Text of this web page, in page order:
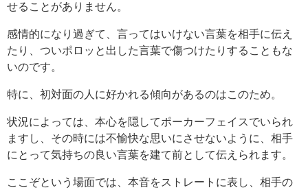
せることがありません。
感情的になり過ぎて、言ってはいけない言葉を相手に伝え
たり、ついポロッと出した言葉で傷つけたりすることもな
いのです。
特に、初対面の人に好かれる傾向があるのはこのため。
状況によっては、本心を隠してポーカーフェイスでいられ
ますし、その時には不愉快な思いにさせないように、相手
にとって気持ちの良い言葉を建て前として伝えられます。
ここぞという場面では、本音をストレートに表し、相手の